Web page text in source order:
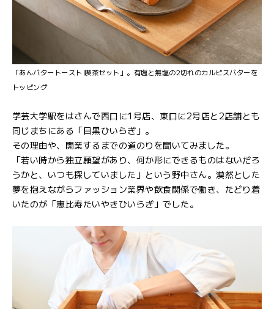
「あんバタートースト 喫茶セット」。有塩と無塩の2切れのカルピスバターを
トッピング
学芸大学駅をはさんで西口に1号店、東口に2号店と2店舗とも
同じまちにある「目黒ひいらぎ」。
その理由や、開業するまでの道のりを聞いてみました。
「若い時から独立願望があり、何か形にできるものはないだろ
うかと、いつも探していました」という野中さん。漠然とした
夢を抱えながらファッション業界や飲食関係で働き、たどり着
いたのが「恵比寿たいやきひいらぎ」でした。